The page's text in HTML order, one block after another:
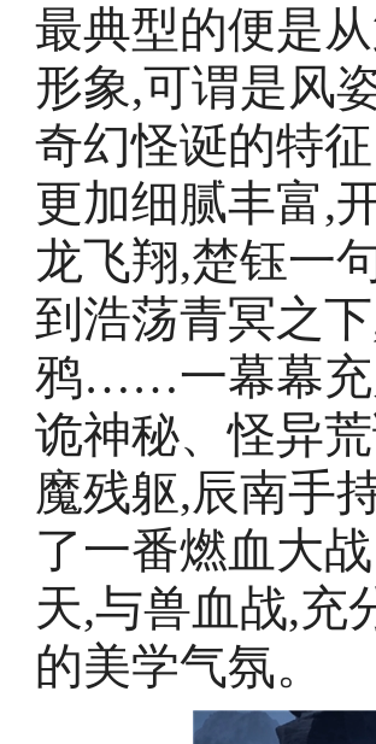
最典型的便是
形象,可谓是风
奇幻怪诞的特
更加细腻丰富,
龙飞翔,楚钰一
到浩荡青冥之
鸦……一幕幕充
诡神秘、怪异
魔残躯,辰南手
了一番燃血大
天,与兽血战,充
的美学气氛。